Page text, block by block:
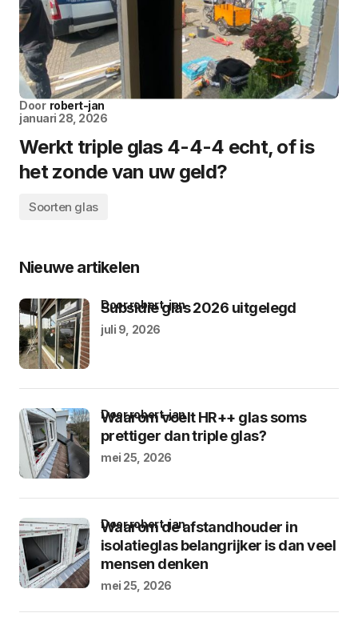
Door robert-jan
januari 28, 2026
Werkt triple glas 4-4-4 echt, of is
het zonde van uw geld?
Soorten glas
Nieuwe artikelen
Subsidie glas 2026 uitgelegd
door robert-jan
juli 9, 2026
Waarom voelt HR++ glas soms
prettiger dan triple glas?
door robert-jan
mei 25, 2026
Waarom de afstandhouder in
isolatieglas belangrijker is dan veel
mensen denken
door robert-jan
mei 25, 2026